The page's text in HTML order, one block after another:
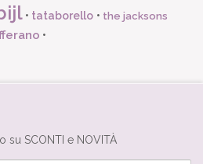
• tataborello • the jacksons
•
su SCONTI e NOVITÀ